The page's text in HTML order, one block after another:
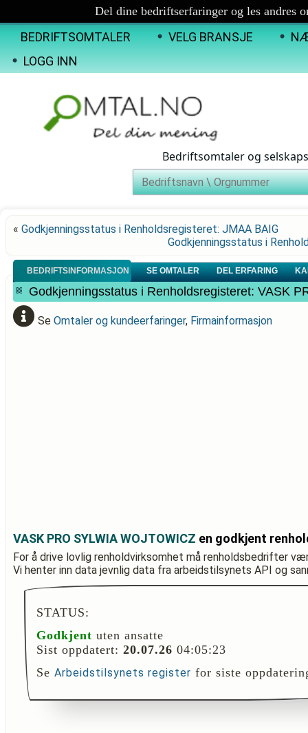
Del dine bedriftserfaringer og les andres
BEDRIFTSOMTALER VELG BRANSJE
LOGG INN
Bedriftsomtaler og
« Godkjenningsstatus i Renholdsregisteret: JMAA BAIG
Godkjenningsstatus i
BEDRIFTSINFORMASJON SE OMTALER DEL ERFARING
Godkjenningsstatus i Renholdsregisteret: VASK
Se Omtaler og kundeerfaringer, Firmainformasjon
VASK PRO SYLWIA WOJTOWICZ en godkjent
For å drive lovlig renholdvirksomhet må renholdsbedrifter
Vi henter inn data jevnlig data fra arbeidstilsynets API og
STATUS:
Godkjent uten ansatte
Sist oppdatert: 20.07.26 04:05:23
Se Arbeidstilsynets register for siste